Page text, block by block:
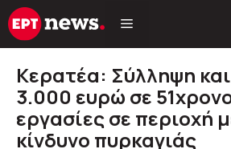
Μετάβαση
σε
Κερατέα: Σύλληψη
3.000 ευρώ σε
εργασίες σε περιοχή
κίνδυνο πυρκαγιάς